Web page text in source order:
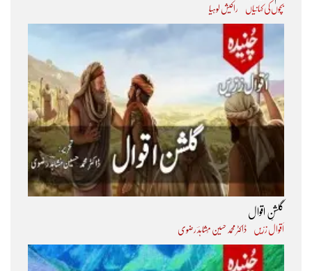
بچوں کی کہانیاں راکیش لوہیا
گلشنِ اقوال
اَقوال زرّیں ڈاکٹر محمد حسین مُشاہدؔ رضوی